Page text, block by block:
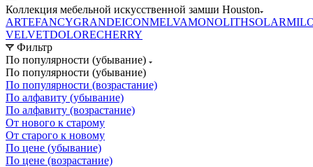
Коллекция мебельной искусственной замши Houston
ARTEFANCYGRANDEICONMELVAMONOLITHSOLAR
VELVETDOLORECHERRY
Фильтр
По популярности (убывание)
По популярности (убывание)
По популярности (возрастание)
По алфавиту (убывание)
По алфавиту (возрастание)
От нового к старому
От старого к новому
По цене (убывание)
По цене (возрастание)